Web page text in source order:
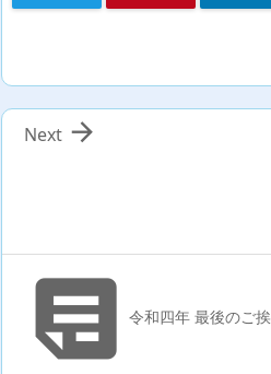

Next
令和四年 最後のご